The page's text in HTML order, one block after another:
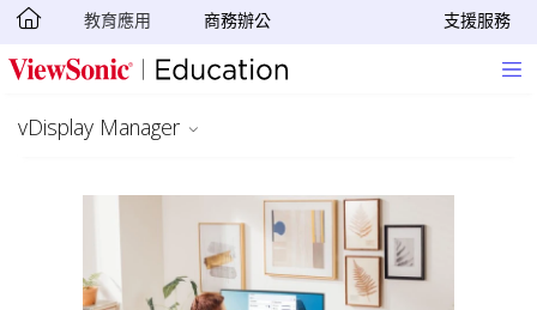
轉跳至主要內容
教育應用 商務辦公 支援服務
vDisplay Manager